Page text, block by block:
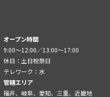
オープン時間
9:00～12:00／13:00～17:00
休日：土日祝祭日
テレワーク：水
管轄エリア
福井、岐阜、愛知、三重、近畿地